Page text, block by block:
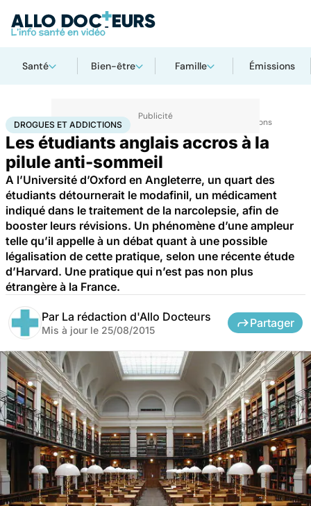
Santé Bien-être Famille Émissions
AccueilSantéMaladiesDrogues et addictions Drogues et addictions
DROGUES ET ADDICTIONS
Les étudiants anglais accros à la
pilule anti-sommeil
A l’Université d’Oxford en Angleterre, un quart des
étudiants détournerait le modafinil, un médicament
indiqué dans le traitement de la narcolepsie, afin de
booster leurs révisions. Un phénomène d’une ampleur
telle qu’il appelle à un débat quant à une possible
légalisation de cette pratique, selon une récente étude
d’Harvard. Une pratique qui n’est pas non plus
étrangère à la France.
Par La rédaction d'Allo Docteurs
Mis à jour le 25/08/2015
Partager